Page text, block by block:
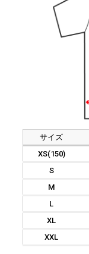
サイズ
XS(150)
S
M
L
XL
XXL